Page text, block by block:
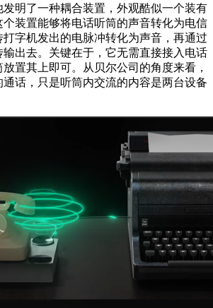
明了一种耦合装置，外观酷似一个装有
装置能够将电话听筒的声音转化为电信
字机发出的电脉冲转化为声音，再通过
出去。关键在于，它无需直接接入电话
置其上即可。从贝尔公司的角度来看，
话，只是听筒内交流的内容是两台设备